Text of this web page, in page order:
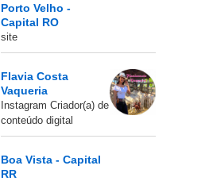
Porto Velho -
Capital RO
site
Flavia Costa
Vaqueria
Instagram Criador(a) de
conteúdo digital
Boa Vista - Capital
RR